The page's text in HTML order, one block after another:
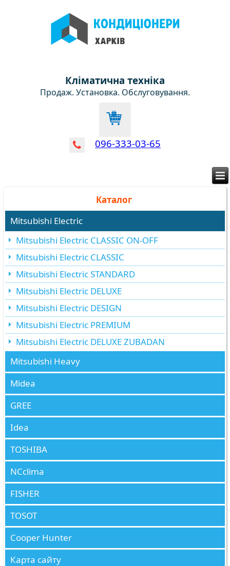
Кліматична техніка
Продаж. Установка. Обслуговування.
096-333-03-65
Каталог
Mitsubishi Electric
Mitsubishi Electric CLASSIC ON-OFF
Mitsubishi Electric CLASSIC
Mitsubishi Electric STANDARD
Mitsubishi Electric DELUXE
Mitsubishi Electric DESIGN
Mitsubishi Electric PREMIUM
Mitsubishi Electric DELUXE ZUBADAN
Mitsubishi Heavy
Midea
GREE
Idea
TOSHIBA
NCclima
FISHER
TOSOT
Cooper Hunter
Карта сайту